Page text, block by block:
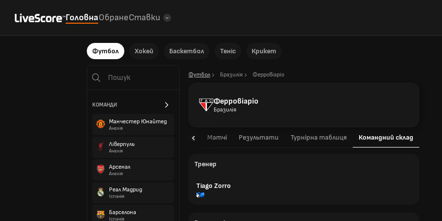
ГоловнаОбранеСтавки
Футбол Хокей Баскетбол Теніс Крикет
КОМАНДИ
Манчестер Юнайтед
Англія
Ліверпуль
Англія
Арсенал
Англія
Реал Мадрид
Іспанія
Барселона
Іспанія
Футбол Бразилія Ферровіаріо
Ферровіаріо
Бразилія
Огляд Матчі Результати Турнірна таблиця Командний склад
Тренер
Tiago Zorro